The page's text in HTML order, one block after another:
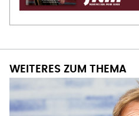
WEITERES ZUM THEMA